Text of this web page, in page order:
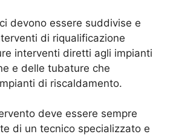
devono essere suddivise e
di riqualificazione
interventi diretti agli impianti
e delle tubature che
di riscaldamento.
deve essere sempre
di un tecnico specializzato e